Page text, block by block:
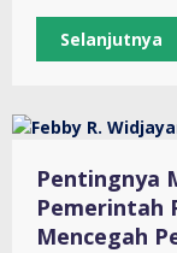
Selanjutnya
Pentingnya
Pemerintah
Mencegah